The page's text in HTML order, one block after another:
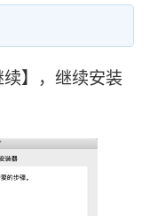
】，继续安装